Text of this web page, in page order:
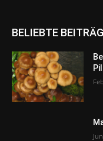
BELIEBTE